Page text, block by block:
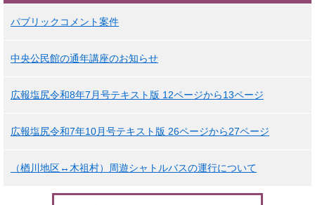
パブリックコメント案件
中央公民館の通年講座のお知らせ
広報塩尻令和8年7月号テキスト版 12ページから13ページ
広報塩尻令和7年10月号テキスト版 26ページから27ページ
（楢川地区↔木祖村）周遊シャトルバスの運行について